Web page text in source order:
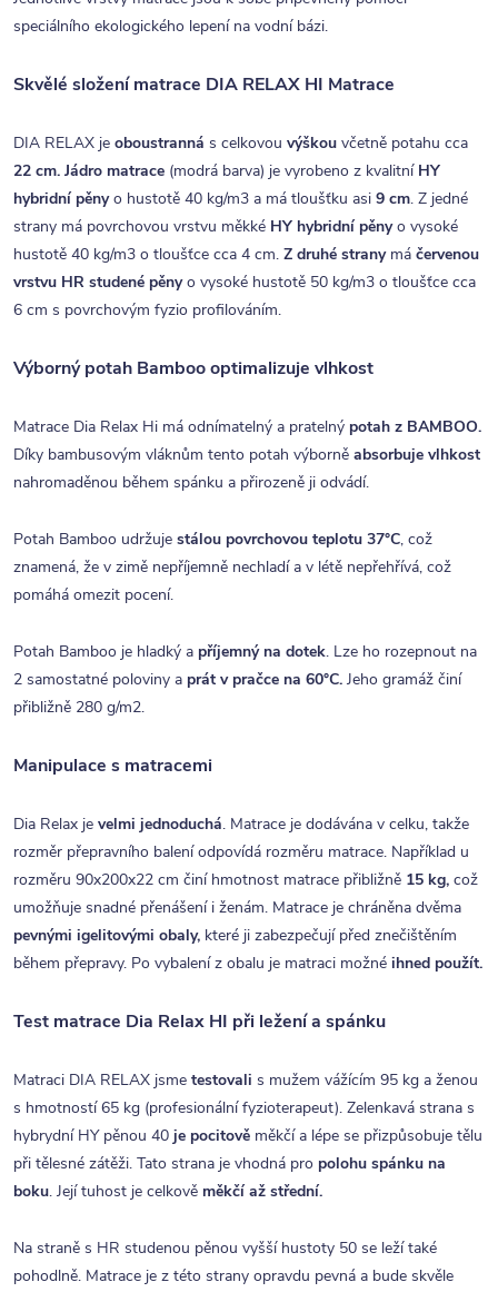
speciálního ekologického lepení na vodní bázi.
Skvělé složení matrace DIA RELAX HI Matrace
DIA RELAX je oboustranná s celkovou výškou včetně potahu cca
22 cm. Jádro matrace (modrá barva) je vyrobeno z kvalitníHY
hybridní pěnyo hustotě 40 kg/m3 a má tloušťku asi 9 cm. Z jedné
strany má povrchovou vrstvu měkké HY hybridní pěnyo vysoké
hustotě 40 kg/m3 o tloušťce cca 4 cm. Z druhé stranymá červenou
vrstvu HR studené pěnyo vysoké hustotě 50 kg/m3 o tloušťce cca
6 cm s povrchovým fyzio profilováním.
Výborný potah Bamboo optimalizuje vlhkost
Matrace Dia Relax Hi má odnímatelný a pratelný potah z BAMBOO.
Díky bambusovým vláknům tento potah výborně absorbuje vlhkost
nahromaděnou během spánku a přirozeně ji odvádí.
Potah Bamboo udržuje stálou povrchovou teplotu 37°C, což
znamená, že v zimě nepříjemně nechladí a v létě nepřehřívá, což
pomáhá omezit pocení.
Potah Bamboo je hladký a příjemný na dotek. Lze ho rozepnout na
2 samostatné poloviny a prát v pračce na 60°C. Jeho gramáž činí
přibližně 280 g/m2.
Manipulace s matracemi
Dia Relax je velmi jednoduchá. Matrace je dodávána v celku, takže
rozměr přepravního balení odpovídá rozměru matrace. Například u
rozměru 90x200x22 cm činí hmotnost matrace přibližně 15 kg, což
umožňuje snadné přenášení i ženám. Matrace je chráněna dvěma
pevnými igelitovými obaly, které ji zabezpečují před znečištěním
během přepravy. Po vybalení z obalu je matraci možné ihned použít.
Test matrace Dia Relax HI při ležení a spánku
Matraci DIA RELAX jsme testovali s mužem vážícím 95 kg a ženou
s hmotností 65 kg (profesionální fyzioterapeut). Zelenkavá strana s
hybrydní HY pěnou 40 je pocitově měkčí a lépe se přizpůsobuje tělu
při tělesné zátěži. Tato strana je vhodná pro polohu spánku na
boku. Její tuhost je celkově měkčí až střední.
Na straně s HR studenou pěnou vyšší hustoty 50 se leží také
pohodlně. Matrace je z této strany opravdu pevná a bude skvěle